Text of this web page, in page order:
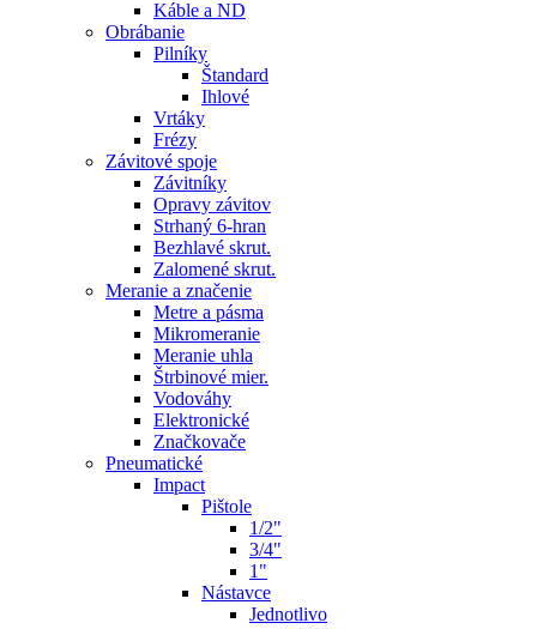
Káble a ND
Obrábanie
Pilníky
Štandard
Ihlové
Vrtáky
Frézy
Závitové spoje
Závitníky
Opravy závitov
Strhaný 6-hran
Bezhlavé skrut.
Zalomené skrut.
Meranie a značenie
Metre a pásma
Mikromeranie
Meranie uhla
Štrbinové mier.
Vodováhy
Elektronické
Značkovače
Pneumatické
Impact
Pištole
1/2"
3/4"
1"
Nástavce
Jednotlivo